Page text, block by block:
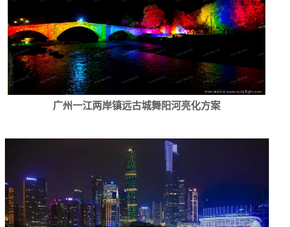
广州一江两岸镇远古城舞阳河亮化方案